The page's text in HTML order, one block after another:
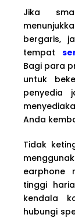
Jika
bergaris,
tempat
Bagi para
untuk
penyedia
Anda
Tidak
earphone
tinggi
kendala
hubungi